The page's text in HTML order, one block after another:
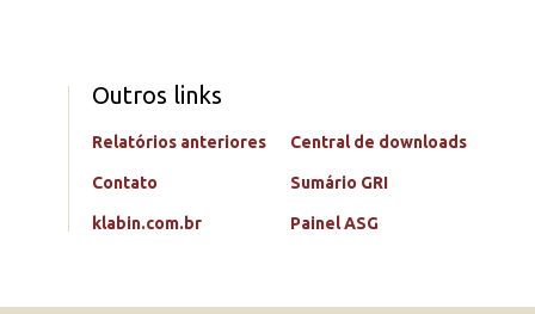
Outros links
Relatórios anteriores
Contato
klabin.com.br
Central de downloads
Sumário GRI
Painel ASG